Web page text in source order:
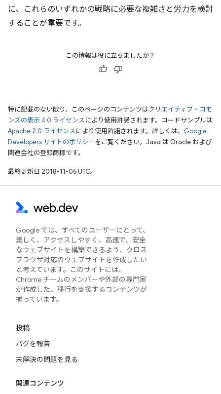
に、これらのいずれかの戦略に必要な複雑さと労力を検討
することが重要です。
この情報は役に立ちましたか？
特に記載のない限り、このページのコンテンツはクリエイティブ・コモ
ンズの表示 4.0 ライセンスにより使用許諾されます。コードサンプルは
Apache 2.0 ライセンスにより使用許諾されます。詳しくは、 Google
Developers サイトのポリシーをご覧ください。Java は Oracle および
関連会社の登録商標です。
最終更新日 2018-11-05 UTC。
Google では、すべてのユーザーにとって、
美しく、アクセスしやすく、高速で、安全
なウェブサイトを構築できるよう、クロス
ブラウザ対応のウェブサイトを作成したい
と考えています。このサイトには、
Chrome チームのメンバーや外部の専門家
が作成した、移行を支援するコンテンツが
揃っています。
投稿
バグを報告
未解決の問題を見る
関連コンテンツ